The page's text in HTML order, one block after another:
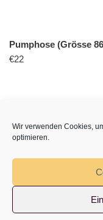
Wir verwenden Cookies,
optimieren.
Pumphose (Grösse
€22
€